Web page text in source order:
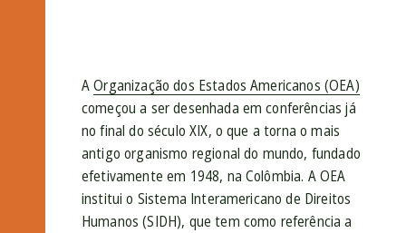
AOrganização dos Estados Americanos (OEA)
começou a ser desenhada em conferências já
no final do século XIX, o que a torna o mais
antigo organismo regional do mundo, fundado
efetivamente em 1948, na Colômbia. A OEA
institui o Sistema Interamericano de Direitos
Humanos (SIDH), que tem como referência a